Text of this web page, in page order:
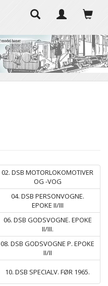
02. DSB MOTORLOKOMOTIVER
OG -VOG
04. DSB PERSONVOGNE.
EPOKE II/III
06. DSB GODSVOGNE. EPOKE
II/III.
08. DSB GODSVOGNE P. EPOKE
II/II
10. DSB SPECIALV. FØR 1965.